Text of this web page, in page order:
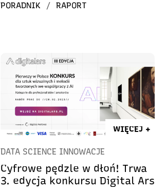
PORADNIK
/ RAPORT
WIĘCEJ +
DATA SCIENCE INNOWACJE
Cyfrowe pędzle w dłoń! Trwa
3. edycja konkursu Digital Ars